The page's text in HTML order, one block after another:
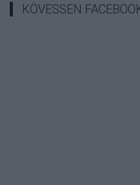
KÖVESSEN